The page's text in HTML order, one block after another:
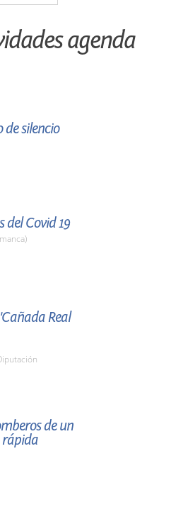
agenda
silencio
del Covid 19
Real
de un
rápida